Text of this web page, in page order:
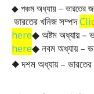
◆ পঞ্চম অধ্যায় – ভারতের
ভারতের খনিজ সম্পদ
here◆ অষ্টম অধ্যায় –
here◆ নবম অধ্যায় –
◆ দশম অধ্যায় – ভারতের